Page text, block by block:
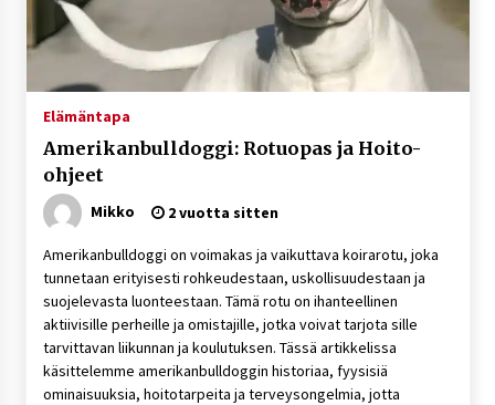
Elämäntapa
Amerikanbulldoggi: Rotuopas ja Hoito-
ohjeet
Mikko 2 vuotta sitten
Amerikanbulldoggi on voimakas ja vaikuttava koirarotu, joka
tunnetaan erityisesti rohkeudestaan, uskollisuudestaan ja
suojelevasta luonteestaan. Tämä rotu on ihanteellinen
aktiivisille perheille ja omistajille, jotka voivat tarjota sille
tarvittavan liikunnan ja koulutuksen. Tässä artikkelissa
käsittelemme amerikanbulldoggin historiaa, fyysisiä
ominaisuuksia, hoitotarpeita ja terveysongelmia, jotta